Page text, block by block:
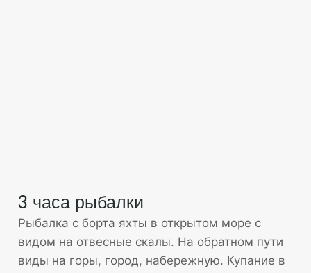
3 часа рыбалки
Рыбалка с борта яхты в открытом море с
видом на отвесные скалы. На обратном пути
виды на горы, город, набережную. Купание в